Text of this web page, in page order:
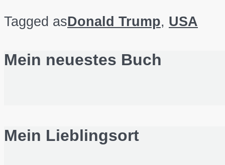
Tagged asDonald Trump, USA
Mein neuestes Buch
Mein Lieblingsort